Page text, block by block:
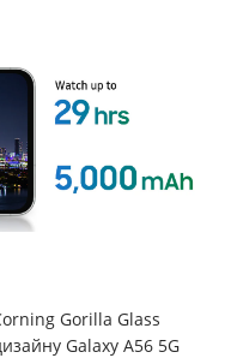
Gorilla Glass
Galaxy A56 5G